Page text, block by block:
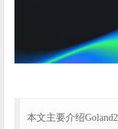
本文主要介绍